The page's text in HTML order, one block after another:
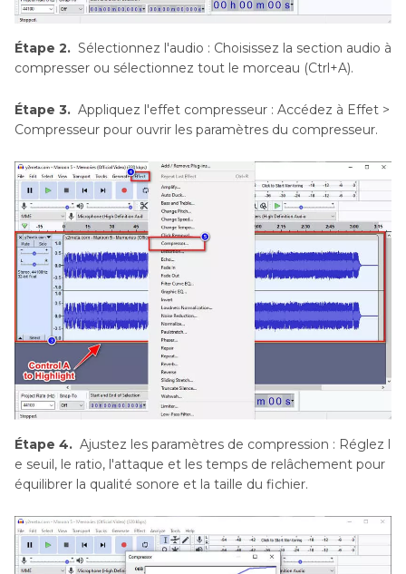
Étape 2. Sélectionnez l'audio : Choisissez la section audio à
compresser ou sélectionnez tout le morceau (Ctrl+A).
Étape 3. Appliquez l'effet compresseur : Accédez à Effet >
Compresseur pour ouvrir les paramètres du compresseur.
Étape 4. Ajustez les paramètres de compression : Réglez l
e seuil, le ratio, l'attaque et les temps de relâchement pour
équilibrer la qualité sonore et la taille du fichier.